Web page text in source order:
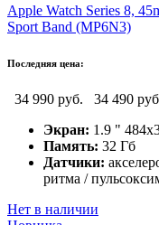
Apple Watch Series 8,
Sport Band (MP6N3)
Последняя цена:
34 990 руб.
34 490
Экран: 1.9 "
Память: 32 Гб
Датчики:
ритма /
Нет в наличии